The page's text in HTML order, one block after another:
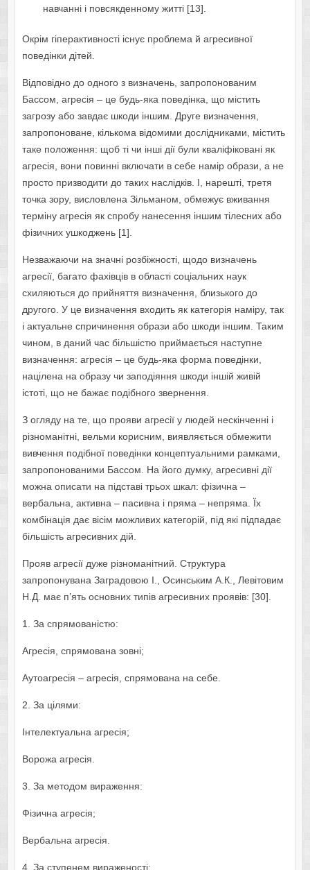
навчанні і повсякденному житті [13].
Окрім гіперактивності існує проблема й агресивної
поведінки дітей.
Відповідно до одного з визначень, запропонованим
Бассом, агресія – це будь-яка поведінка, що містить
загрозу або завдає шкоди іншим. Друге визначення,
запропоноване, кількома відомими дослідниками, містить
таке положення: щоб ті чи інші дії були кваліфіковані як
агресія, вони повинні включати в себе намір образи, а не
просто призводити до таких наслідків. І, нарешті, третя
точка зору, висловлена ​​Зільманом, обмежує вживання
терміну агресія як спробу нанесення іншим тілесних або
фізичних ушкоджень [1].
Незважаючи на значні розбіжності, щодо визначень
агресії, багато фахівців в області соціальних наук
схиляються до прийняття визначення, близького до
другого. У це визначення входить як категорія наміру, так
і актуальне спричинення образи або шкоди іншим. Таким
чином, в даний час більшістю приймається наступне
визначення: агресія – це будь-яка форма поведінки,
націлена на образу чи заподіяння шкоди іншій живій
істоті, що не бажає подібного звернення.
З огляду на те, що прояви агресії у людей нескінченні і
різноманітні, вельми корисним, виявляється обмежити
вивчення подібної поведінки концептуальними рамками,
запропонованими Бассом. На його думку, агресивні дії
можна описати на підставі трьох шкал: фізична –
вербальна, активна – пасивна і пряма – непряма. Їх
комбінація дає вісім можливих категорій, під які підпадає
більшість агресивних дій.
Прояв агресії дуже різноманітний. Структура
запропонувана Заградовою І., Осинським А.К., Левітовим
Н.Д. має п’ять основних типів агресивних проявів: [30].
1. За спрямованістю:
Агресія, спрямована зовні;
Аутоагресія – агресія, спрямована на себе.
2. За цілями:
Інтелектуальна агресія;
Ворожа агресія.
3. За методом вираження:
Фізична агресія;
Вербальна агресія.
4. За ступенем вираженості: